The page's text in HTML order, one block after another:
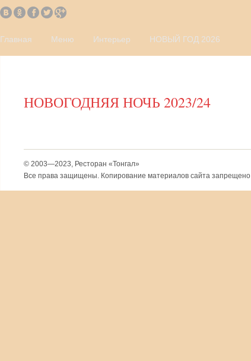
Главная Меню Интерьер НОВЫЙ ГОД 2026
НОВОГОДНЯЯ НОЧЬ 2023/24
© 2003—2023, Ресторан «Тонгал»
Все права защищены. Копирование материалов сайта запрещено